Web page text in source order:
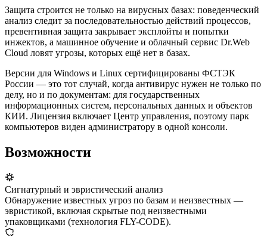
Защита строится не только на вирусных базах: поведенческий
анализ следит за последовательностью действий процессов,
превентивная защита закрывает эксплойты и попытки
инжектов, а машинное обучение и облачный сервис Dr.Web
Cloud ловят угрозы, которых ещё нет в базах.
Версии для Windows и Linux сертифицированы ФСТЭК
России — это тот случай, когда антивирус нужен не только по
делу, но и по документам: для государственных
информационных систем, персональных данных и объектов
КИИ. Лицензия включает Центр управления, поэтому парк
компьютеров виден администратору в одной консоли.
Возможности
Сигнатурный и эвристический анализ
Обнаружение известных угроз по базам и неизвестных —
эвристикой, включая скрытые под неизвестными
упаковщиками (технология FLY-CODE).